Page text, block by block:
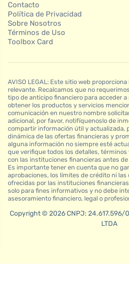
Contacto
Política de Privacidad
Sobre Nosotros
Términos de Uso
Toolbox Card
AVISO LEGAL: Este sitio web
relevante. Recalcamos que no
tipo de anticipo financiero para acceder
obtener los productos y servicios
comunicación en nuestro nombre
adicional, por favor, notifíquenoslo de
compartir información útil y actualizada,
dinámica de las ofertas financieras y
alguna información no siempre esté
que verifique todos los detalles,
con las instituciones financieras antes
Es importante tener en cuenta que no
aprobaciones, los límites de crédito ni
ofrecidas por las instituciones
solo para fines informativos y no debe
asesoramiento financiero, legal o
Copyright © 2026 CNPJ: 24.617.596/
LTDA